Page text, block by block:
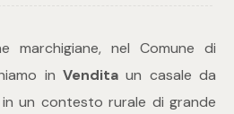
marchigiane, nel Comune di
in Vendita un casale da
un contesto rurale di grande